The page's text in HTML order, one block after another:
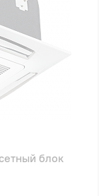
блок